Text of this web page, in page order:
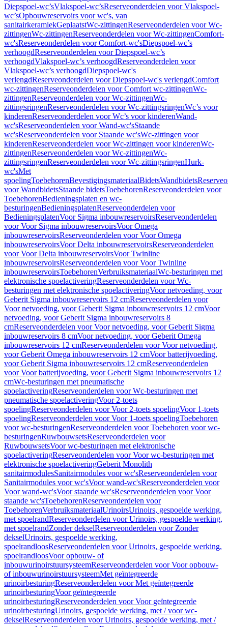
Diepspoel-wc’sVlakspoel-wc’sReserveonderdelen voor Vlakspoel-
wc’sOpbouwreservoirs voor wc's, van
sanitairkeramiekGeplaatstWc-zittingenReserveonderdelen voor Wc-
zittingenWc-zittingenReserveonderdelen voor Wc-zittingenComfort-
wc'sReserveonderdelen voor Comfort-wc'sDiepspoel-wc’s
verhoogdReserveonderdelen voor Diepspoel-wc’s
verhoogdVlakspoel-wc’s verhoogdReserveonderdelen voor
Vlakspoel-wc’s verhoogdDiepspoel-wc's
verlengdReserveonderdelen voor Diepspoel-wc's verlengdComfort
wc-zittingenReserveonderdelen voor Comfort wc-zittingenWc-
zittingenReserveonderdelen voor Wc-zittingenWc-
zittingsringenReserveonderdelen voor Wc-zittingsringenWc’s voor
kinderenReserveonderdelen voor Wc’s voor kinderenWand-
wc'sReserveonderdelen voor Wand-wc'sStaande
wc'sReserveonderdelen voor Staande wc'sWc-zittingen voor
kinderenReserveonderdelen voor Wc-zittingen voor kinderenWc-
zittingenReserveonderdelen voor Wc-zittingenWc-
zittingsringenReserveonderdelen voor Wc-zittingsringenHurk-
wc'sMet
spoelingToebehorenBevestigingsmateriaalBidetsWandbidets
voor WandbidetsStaande bidetsToebehorenReserveonderdelen voor
ToebehorenBedieningsplaten en wc-
besturingenBedieningsplatenReserveonderdelen voor
BedieningsplatenVoor Sigma inbouwreservoirsReserveonderdelen
voor Voor Sigma inbouwreservoirsVoor Omega
inbouwreservoirsReserveonderdelen voor Voor Omega
inbouwreservoirsVoor Delta inbouwreservoirsReserveonderdelen
voor Voor Delta inbouwreservoirsVoor Twinline
inbouwreservoirsReserveonderdelen voor Voor Twinline
inbouwreservoirsToebehorenVerbruiksmateriaalWc-besturingen met
elektronische spoelactiveringReserveonderdelen voor Wc-
besturingen met elektronische spoelactiveringVoor netvoeding, voor
Geberit Sigma inbouwreservoirs 12 cmReserveonderdelen voor
Voor netvoeding, voor Geberit Sigma inbouwreservoirs 12 cmVoor
netvoeding, voor Geberit Sigma inbouwreservoirs 8
cmReserveonderdelen voor Voor netvoeding, voor Geberit Sigma
inbouwreservoirs 8 cmVoor netvoeding, voor Geberit Omega
inbouwreservoirs 12 cmReserveonderdelen voor Voor netvoeding,
voor Geberit Omega inbouwreservoirs 12 cmVoor batterijvoeding,
voor Geberit Sigma inbouwreservoirs 12 cmReserveonderdelen
voor Voor batterijvoeding, voor Geberit Sigma inbouwreservoirs 12
cmWc-besturingen met pneumatische
spoelactiveringReserveonderdelen voor Wc-besturingen met
pneumatische spoelactiveringVoor 2-toets
spoelingReserveonderdelen voor Voor 2-toets spoelingVoor 1-toets
spoelingReserveonderdelen voor Voor 1-toets spoelingToebehoren
voor wc-besturingenReserveonderdelen voor Toebehoren voor wc-
besturingenRuwbouwsetsReserveonderdelen voor
RuwbouwsetsVoor wc-besturingen met elektronische
spoelactiveringReserveonderdelen voor Voor wc-besturingen met
elektronische spoelactiveringGeberit Monolith
sanitairmodulesSanitairmodules voor wc'sReserveonderdelen voor
Sanitairmodules voor wc'sVoor wand-wc'sReserveonderdelen voor
Voor wand-wc'sVoor staande wc'sReserveonderdelen voor Voor
staande wc'sToebehorenReserveonderdelen voor
ToebehorenVerbruiksmateriaalUrinoirsUrinoirs, gespoelde werking,
met spoelrandReserveonderdelen voor Urinoirs, gespoelde werking,
met spoelrandZonder dekselReserveonderdelen voor Zonder
dekselUrinoirs, gespoelde werking,
spoelrandloosReserveonderdelen voor Urinoirs, gespoelde werking,
spoelrandloosVoor opbouw- of
inbouwurinoirstuursysteemReserveonderdelen voor Voor opbouw-
of inbouwurinoirstuursysteemMet geïntegreerde
urinoirbesturingReserveonderdelen voor Met geïntegreerde
urinoirbesturingVoor geïntegreerde
urinoirbesturingReserveonderdelen voor Voor geïntegreerde
urinoirbesturingUrinoirs, gespoelde werking, met / voor wc-
dekselReserveonderdelen voor Urinoirs, gespoelde werking, met /